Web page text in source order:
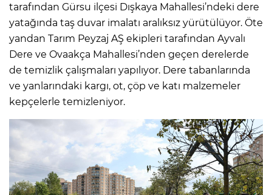
tarafından Gürsu ilçesi Dışkaya Mahallesi’ndeki dere
yatağında taş duvar imalatı aralıksız yürütülüyor. Öte
yandan Tarım Peyzaj AŞ ekipleri tarafından Ayvalı
Dere ve Ovaakça Mahallesi’nden geçen derelerde
de temizlik çalışmaları yapılıyor. Dere tabanlarında
ve yanlarındaki kargı, ot, çöp ve katı malzemeler
kepçelerle temizleniyor.